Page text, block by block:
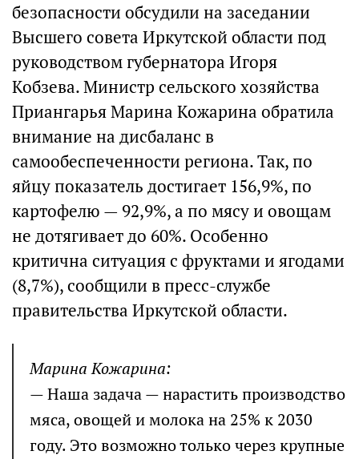
безопасности обсудили на заседании
Высшего совета Иркутской области под
руководством губернатора Игоря
Кобзева. Министр сельского хозяйства
Приангарья Марина Кожарина обратила
внимание на дисбаланс в
самообеспеченности региона. Так, по
яйцу показатель достигает 156,9%, по
картофелю — 92,9%, а по мясу и овощам
не дотягивает до 60%. Особенно
критична ситуация с фруктами и ягодами
(8,7%), сообщили в пресс-службе
правительства Иркутской области.
Марина Кожарина:
— Наша задача — нарастить производство
мяса, овощей и молока на 25% к 2030
году. Это возможно только через крупные